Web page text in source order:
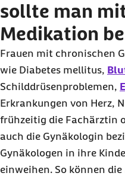
sollte man
Medikation
Frauen mit chronischen
wie Diabetes mellitus,
Schilddrüsenproblemen,
Erkrankungen von Herz,
frühzeitig die Fachärztin
auch die Gynäkologin
Gynäkologen in ihre
einweihen. So können